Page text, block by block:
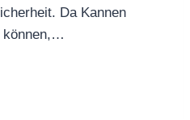
Da Kannen
können,…